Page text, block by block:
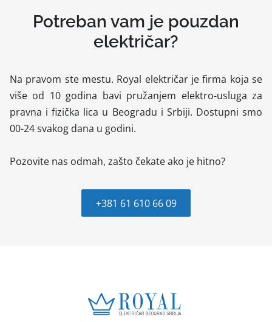
Potreban vam je pouzdan
električar?
Na pravom ste mestu. Royal električar je firma koja se
više od 10 godina bavi pružanjem elektro-usluga za
pravna i fizička lica u Beogradu i Srbiji. Dostupni smo
00-24 svakog dana u godini.
Pozovite nas odmah, zašto čekate ako je hitno?
+381 61 610 66 09